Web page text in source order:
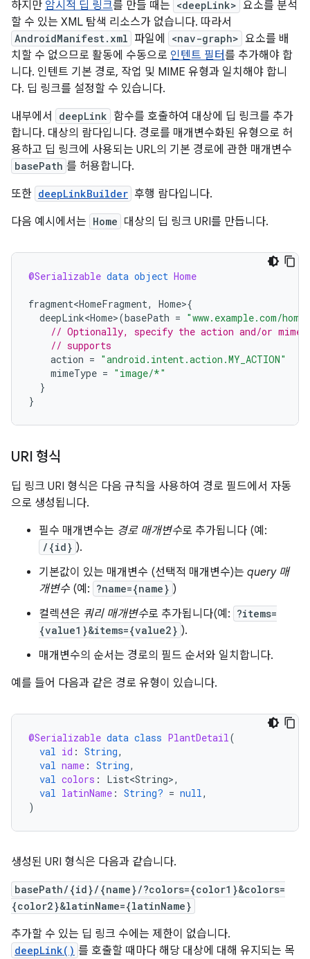
하지만 암시적 딥 링크를 만들 때는 <deepLink> 요소를 분석
할 수 있는 XML 탐색 리소스가 없습니다. 따라서
AndroidManifest.xml 파일에 <nav-graph> 요소를 배
치할 수 없으므로 활동에 수동으로 인텐트 필터를 추가해야 합
니다. 인텐트 기본 경로, 작업 및 MIME 유형과 일치해야 합니
다. 딥 링크를 설정할 수 있습니다.
내부에서
deepLink 함수를 호출하여 대상에 딥 링크를 추가
합니다. 대상의 람다입니다. 경로를 매개변수화된 유형으로 허
용하고 딥 링크에 사용되는 URL의 기본 경로에 관한 매개변수
basePath 를 허용합니다.
또한 deepLinkBuilder 후행 람다입니다.
다음 예시에서는 Home 대상의 딥 링크 URI를 만듭니다.
@Serializable data object Home
fragment<HomeFragment, Home>{
deepLink<Home>(basePath = "www.example.com/
// Optionally, specify the action and/or
// supports
action = "android.intent.action.MY_ACTION"
mimeType = "image/*"
}
}
URI 형식
딥 링크 URI 형식은 다음 규칙을 사용하여 경로 필드에서 자동
으로 생성됩니다.
필수 매개변수는 경로 매개변수로 추가됩니다 (예:
/{id} ).
기본값이 있는 매개변수 (선택적 매개변수)는 query 매
개변수 (예: ?name={name} )
컬렉션은 쿼리 매개변수로 추가됩니다(예: ?items=
{value1}&items={value2} ).
매개변수의 순서는 경로의 필드 순서와 일치합니다.
예를 들어 다음과 같은 경로 유형이 있습니다.
@Serializable data class PlantDetail (
val id : String,
val name : String,
val colors : List<String>,
val latinName : String? = null ,
)
생성된 URI 형식은 다음과 같습니다.
basePath/{id}/{name}/?colors={color1}&colors=
{color2}&latinName={latinName}
추가할 수 있는 딥 링크 수에는 제한이 없습니다.
deepLink() 를 호출할 때마다 해당 대상에 대해 유지되는 목